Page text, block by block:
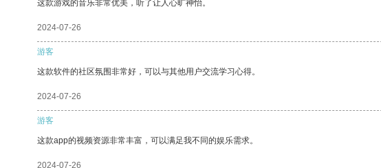
这款游戏的音乐非常优美，听了让人心旷神怡。
2024-07-26
游客
这款软件的社区氛围非常好，可以与其他用户交流学习心得。
2024-07-26
游客
这款app的视频资源非常丰富，可以满足我不同的娱乐需求。
2024-07-26